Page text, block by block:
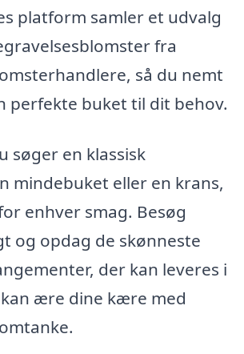
platform samler et udvalg
fra
så du nemt
perfekte buket til dit behov.
søger en klassisk
mindebuket eller en krans,
enhver smag. Besøg
og opdag de skønneste
der kan leveres i
kan ære dine kære med